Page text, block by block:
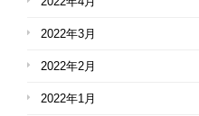
2022年3月
2022年2月
2022年1月